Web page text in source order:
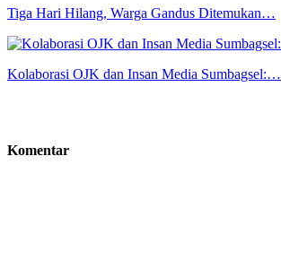
Tiga Hari Hilang, Warga Gandus Ditemukan…
Kolaborasi OJK dan Insan Media Sumbagsel:…
Komentar